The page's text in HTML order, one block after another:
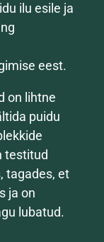
ilu esile ja
eest.
on lihtne
puidu
testitud
tagades, et
ja on
lubatud.